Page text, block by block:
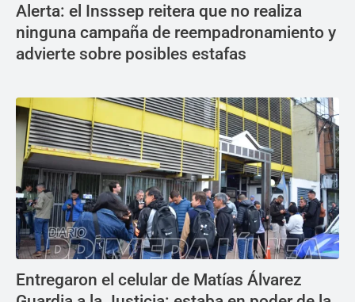
Alerta: el Insssep reitera que no realiza
ninguna campaña de reempadronamiento y
advierte sobre posibles estafas
Entregaron el celular de Matías Álvarez